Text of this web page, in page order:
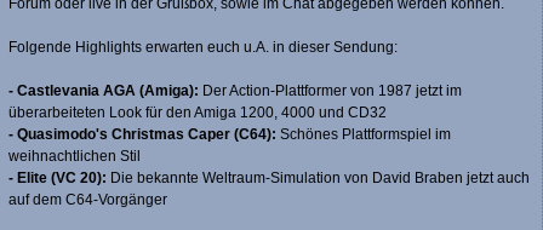
Folgende Highlights erwarten euch u.A. in dieser Sendung:
- Castlevania AGA (Amiga): Der Action-Plattformer von 1987 jetzt im
überarbeiteten Look für den Amiga 1200, 4000 und CD32
- Quasimodo's Christmas Caper (C64): Schönes Plattformspiel im
weihnachtlichen Stil
- Elite (VC 20): Die bekannte Weltraum-Simulation von David Braben jetzt auch
auf dem C64-Vorgänger